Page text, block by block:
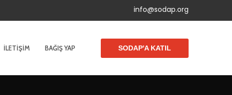
info@sodap.org
İLETIŞIM BAĞIŞ YAP SODAP'A KATIL